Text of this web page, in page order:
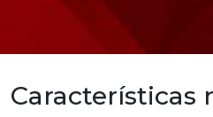
Características